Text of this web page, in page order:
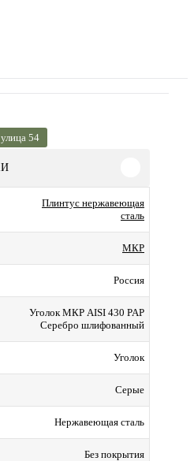
54
Плинтус нержавеющая
сталь
МКР
Россия
Уголок МКР AISI 430 PAP
Серебро шлифованный
Уголок
Серые
Нержавеющая сталь
Без покрытия